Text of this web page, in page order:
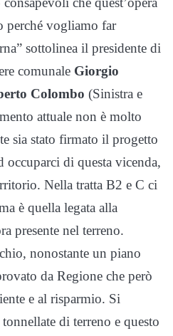
perché vogliamo far
sottolinea il presidente di
comunale Giorgio
Colombo (Sinistra e
attuale non è molto
sia stato firmato il progetto
occuparci di questa vicenda,
Nella tratta B2 e C ci
è quella legata alla
presente nel terreno.
nonostante un piano
da Regione che però
e al risparmio. Si
di terreno e questo